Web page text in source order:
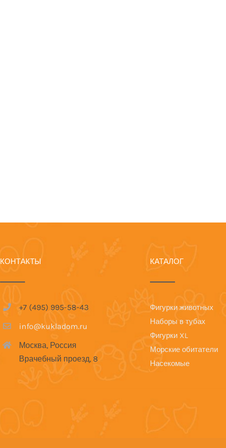
КОНТАКТЫ
+7 (495) 995-58-43
info@kukladom.ru
Москва, Россия
Врачебный проезд, 8
КАТАЛОГ
Фигурки животных
Наборы в тубах
Фигурки XL
Морские обитатели
Насекомые